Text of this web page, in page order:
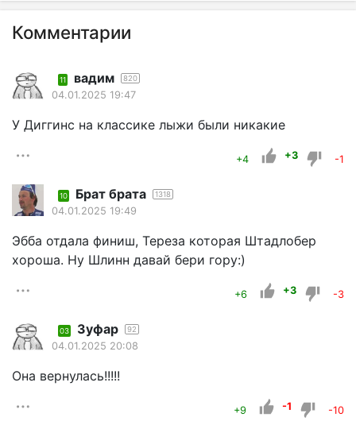
Комментарии
11 вадим 820
04.01.2025 19:47
У Диггинс на классике лыжи были никакие
+4 +3 -1
10 Брат брата 1318
04.01.2025 19:49
Эбба отдала финиш, Тереза которая Штадлобер
хороша. Ну Шлинн давай бери гору:)
+6 +3 -3
03 Зуфар 92
04.01.2025 20:08
Она вернулась!!!!!
+9 -1 -10